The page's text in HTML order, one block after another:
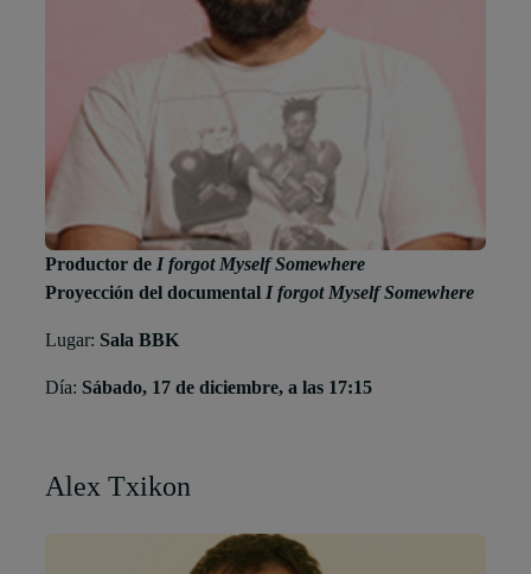
Productor de I forgot Myself Somewhere
Proyección del documental I forgot Myself Somewhere
Lugar: Sala BBK
Día: Sábado, 17 de diciembre, a las 17:15
Alex Txikon